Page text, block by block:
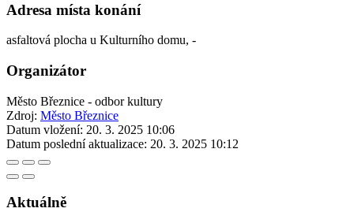
Adresa místa konání
asfaltová plocha u Kulturního domu, -
Organizátor
Město Březnice - odbor kultury
Zdroj: Město Březnice
Datum vložení: 20. 3. 2025 10:06
Datum poslední aktualizace: 20. 3. 2025 10:12
Aktuálně